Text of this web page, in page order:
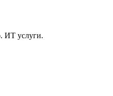
ИТ услуги.